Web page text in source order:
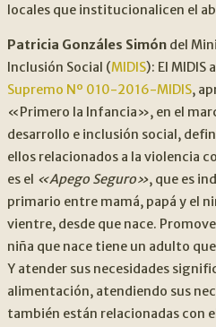
locales que institucionalicen el
Patricia Gonzáles Simón del
Inclusión Social (MIDIS): El MIDIS
Supremo Nº 010-2016-MIDIS,
«Primero la Infancia», en el
desarrollo e inclusión social,
ellos relacionados a la violencia
es el «Apego Seguro», que es
primario entre mamá, papá y el
vientre, desde que nace.
niña que nace tiene un adulto
Y atender sus necesidades
alimentación, atendiendo sus
también están relacionadas con